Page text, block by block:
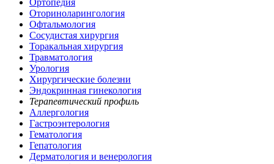
Ортопедия
Оториноларингология
Офтальмология
Сосудистая хирургия
Торакальная хирургия
Травматология
Урология
Хирургические болезни
Эндокринная гинекология
Терапевтический профиль
Аллергология
Гастроэнтерология
Гематология
Гепатология
Дерматология и венерология